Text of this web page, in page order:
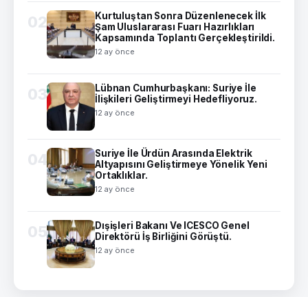
02
Kurtuluştan Sonra Düzenlenecek İlk
Şam Uluslararası Fuarı Hazırlıkları
Kapsamında Toplantı Gerçekleştirildi.
12 ay önce
03
Lübnan Cumhurbaşkanı: Suriye İle
İlişkileri Geliştirmeyi Hedefliyoruz.
12 ay önce
04
Suriye İle Ürdün Arasında Elektrik
Altyapısını Geliştirmeye Yönelik Yeni
Ortaklıklar.
12 ay önce
05
Dışişleri Bakanı Ve ICESCO Genel
Direktörü İş Birliğini Görüştü.
12 ay önce